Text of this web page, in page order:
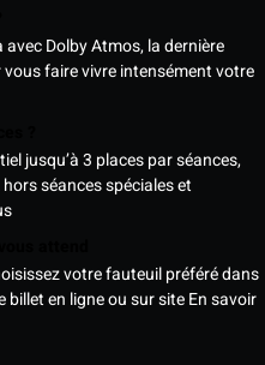
Dolby Atmos, la dernière
faire vivre intensément votre
jusqu’à 3 places par séances,
séances spéciales et
votre fauteuil préféré dans
billet en ligne ou sur siteEn savoir